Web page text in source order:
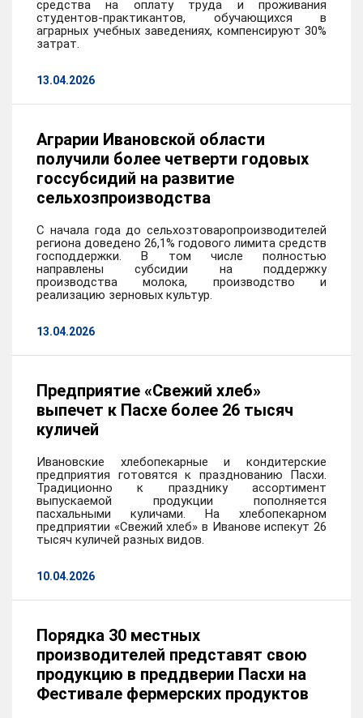
средства на оплату труда и проживания
студентов-практикантов, обучающихся в
аграрных учебных заведениях, компенсируют 30%
затрат.
13.04.2026
Аграрии Ивановской области
получили более четверти годовых
госсубсидий на развитие
сельхозпроизводства
С начала года до сельхозтоваропроизводителей
региона доведено 26,1% годового лимита средств
господдержки. В том числе полностью
направлены субсидии на поддержку
производства молока, производство и
реализацию зерновых культур.
13.04.2026
Предприятие «Свежий хлеб»
выпечет к Пасхе более 26 тысяч
куличей
Ивановские хлебопекарные и кондитерские
предприятия готовятся к празднованию Пасхи.
Традиционно к празднику ассортимент
выпускаемой продукции пополняется
пасхальными куличами. На хлебопекарном
предприятии «Свежий хлеб» в Иванове испекут 26
тысяч куличей разных видов.
10.04.2026
Порядка 30 местных
производителей представят свою
продукцию в преддверии Пасхи на
Фестивале фермерских продуктов